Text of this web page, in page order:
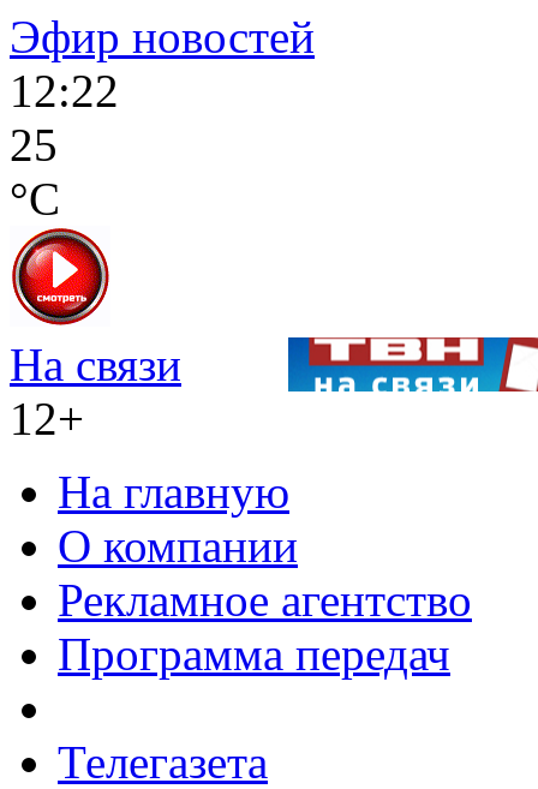
Эфир новостей
12:22
25
°C
На связи
12+
На главную
О компании
Рекламное агентство
Программа передач
Телегазета